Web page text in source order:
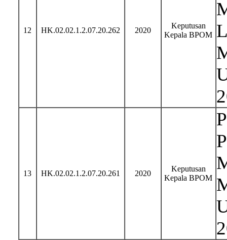
12 HK.02.02.1.2.07.20.262 2020
Keputusan
Kepala BPOM
13 HK.02.02.1.2.07.20.261 2020
Keputusan
Kepala BPOM